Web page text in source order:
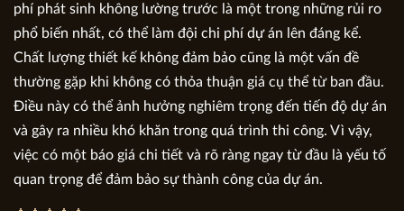
phí phát sinh không lường trước là một trong những rủi ro
phổ biến nhất, có thể làm đội chi phí dự án lên đáng kể.
Chất lượng thiết kế không đảm bảo cũng là một vấn đề
thường gặp khi không có thỏa thuận giá cụ thể từ ban đầu.
Điều này có thể ảnh hưởng nghiêm trọng đến tiến độ dự án
và gây ra nhiều khó khăn trong quá trình thi công. Vì vậy,
việc có một báo giá chi tiết và rõ ràng ngay từ đầu là yếu tố
quan trọng để đảm bảo sự thành công của dự án.